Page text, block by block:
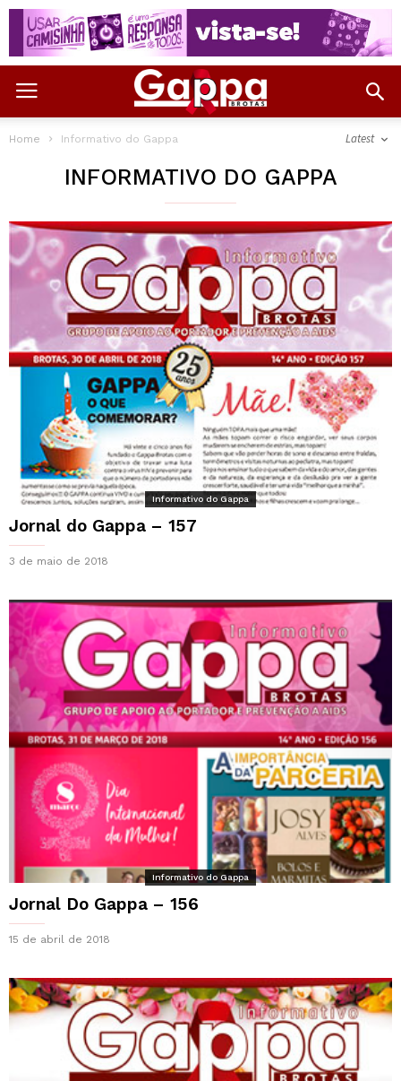
Home Informativo do Gappa Latest
INFORMATIVO DO GAPPA
Informativo do Gappa
Jornal do Gappa – 157
3 de maio de 2018
Informativo do Gappa
Jornal Do Gappa – 156
15 de abril de 2018